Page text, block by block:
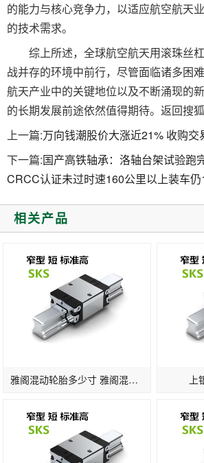
的能力与核心竞争力，以适应航空航天
的技术需求。
综上所述，全球航空航天用滚珠丝
战并存的环境中前行，尽管面临诸多困
航天产业中的关键地位以及不断涌现的
的长期发展前途依然值得期待。返回搜
上一篇:万向钱潮股价大涨近21% 收购交
下一篇:国产高铁轴承：洛轴台架试验跑
CRCC认证未过时速160公里以上装车
相关产品
雅阁混动轮胎多少寸 雅阁混动版轮胎标准